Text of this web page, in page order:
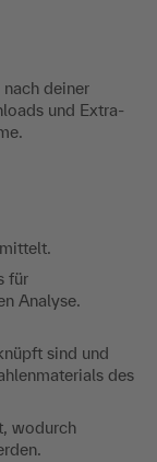
deiner
und Extra-
für
Analyse.
sind und
des
wodurch